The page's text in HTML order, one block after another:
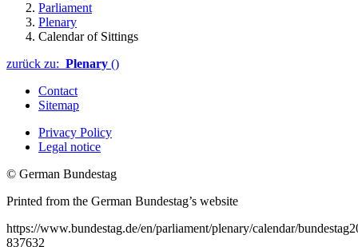
Parliament
Plenary
Calendar of Sittings
zurück zu: Plenary ()
Contact
Sitemap
Privacy Policy
Legal notice
© German Bundestag
Printed from the German Bundestag’s website
https://www.bundestag.de/en/parliament/plenary/calendar/
837632